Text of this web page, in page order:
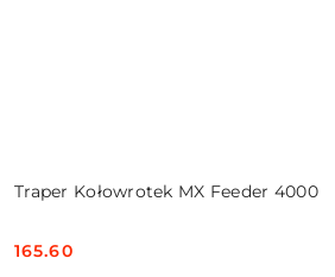
Traper Kołowrotek MX Feeder 4000
Cena:
165.60